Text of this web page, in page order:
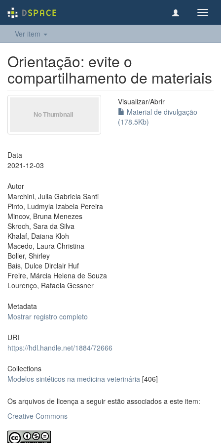
Ver item
Orientação: evite o
compartilhamento de materiais
Visualizar/Abrir
Material de divulgação
(178.5Kb)
Data
2021-12-03
Autor
Marchini, Julia Gabriela Santi
Pinto, Ludmyla Izabela Pereira
Mincov, Bruna Menezes
Skroch, Sara da Silva
Khalaf, Daiana Kloh
Macedo, Laura Christina
Boller, Shirley
Bais, Dulce Dirclair Huf
Freire, Márcia Helena de Souza
Lourenço, Rafaela Gessner
Metadata
Mostrar registro completo
URI
https://hdl.handle.net/1884/72666
Collections
Modelos sintéticos na medicina veterinária [406]
Os arquivos de licença a seguir estão associados a este item:
Creative Commons